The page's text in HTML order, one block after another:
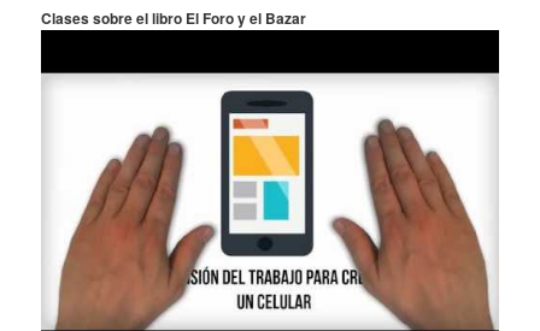
r
Clases sobre el libro El Foro y el Bazar